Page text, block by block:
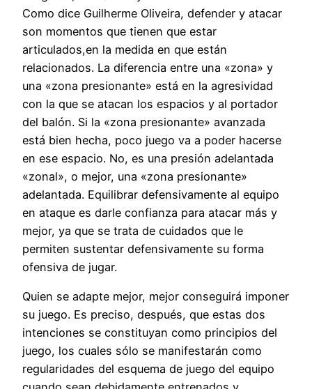
Como dice Guilherme Oliveira, defender y atacar
son momentos que tienen que estar
articulados,en la medida en que están
relacionados. La diferencia entre una «zona» y
una «zona presionante» está en la agresividad
con la que se atacan los espacios y al portador
del balón. Si la «zona presionante» avanzada
está bien hecha, poco juego va a poder hacerse
en ese espacio. No, es una presión adelantada
«zonal», o mejor, una «zona presionante»
adelantada. Equilibrar defensivamente al equipo
en ataque es darle confianza para atacar más y
mejor, ya que se trata de cuidados que le
permiten sustentar defensivamente su forma
ofensiva de jugar.
Quien se adapte mejor, mejor conseguirá imponer
su juego. Es preciso, después, que estas dos
intenciones se constituyan como principios del
juego, los cuales sólo se manifestarán como
regularidades del esquema de juego del equipo